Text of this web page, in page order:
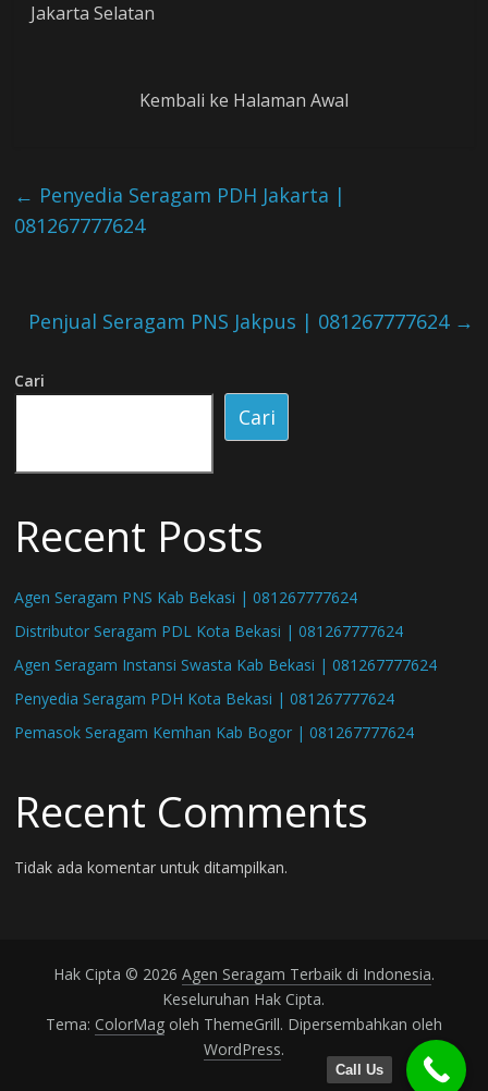
Jakarta Selatan
Kembali ke Halaman Awal
← Penyedia Seragam PDH Jakarta |
081267777624
Penjual Seragam PNS Jakpus | 081267777624 →
Cari
Cari
Recent Posts
Agen Seragam PNS Kab Bekasi | 081267777624
Distributor Seragam PDL Kota Bekasi | 081267777624
Agen Seragam Instansi Swasta Kab Bekasi | 081267777624
Penyedia Seragam PDH Kota Bekasi | 081267777624
Pemasok Seragam Kemhan Kab Bogor | 081267777624
Recent Comments
Tidak ada komentar untuk ditampilkan.
Hak Cipta © 2026 Agen Seragam Terbaik di Indonesia.
Keseluruhan Hak Cipta.
Tema: ColorMagoleh ThemeGrill. Dipersembahkan oleh
WordPress.
Call Us